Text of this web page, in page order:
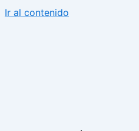
Ir al contenido